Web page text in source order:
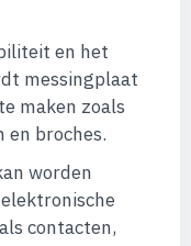
en het
messingplaat
maken zoals
broches.
worden
contacten,